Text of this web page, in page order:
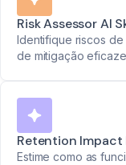
Risk Assessor AI
Identifique riscos
de mitigação
Retention Impact
Estime como as